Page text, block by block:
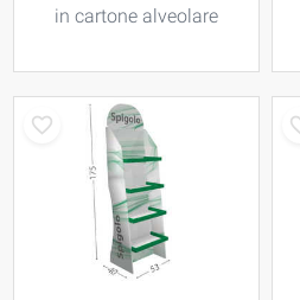
in cartone alveolare